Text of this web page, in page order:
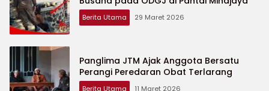
Berita Utama 29 Maret 2026
Panglima JTM Ajak Anggota Bersatu
Perangi Peredaran Obat Terlarang
Berita Utama 11 Maret 2026